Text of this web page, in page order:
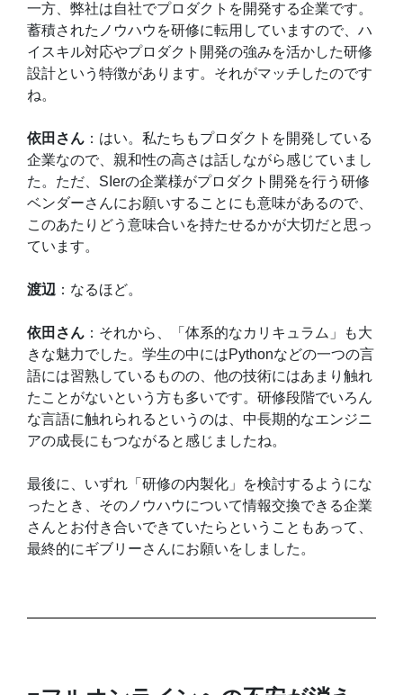
一方、弊社は自社でプロダクトを開発する企業です。
蓄積されたノウハウを研修に転用していますので、ハ
イスキル対応やプロダクト開発の強みを活かした研修
設計という特徴があります。それがマッチしたのです
ね。
依田さん：はい。私たちもプロダクトを開発している
企業なので、親和性の高さは話しながら感じていまし
た。ただ、SIerの企業様がプロダクト開発を行う研修
ベンダーさんにお願いすることにも意味があるので、
このあたりどう意味合いを持たせるかが大切だと思っ
ています。
渡辺 ：なるほど。
依田さん：それから、「体系的なカリキュラム」も大
きな魅力でした。学生の中にはPythonなどの一つの言
語には習熟しているものの、他の技術にはあまり触れ
たことがないという方も多いです。研修段階でいろん
な言語に触れられるというのは、中長期的なエンジニ
アの成長にもつながると感じましたね。
最後に、いずれ「研修の内製化」を検討するようにな
ったとき、そのノウハウについて情報交換できる企業
さんとお付き合いできていたらということもあって、
最終的にギブリーさんにお願いをしました。